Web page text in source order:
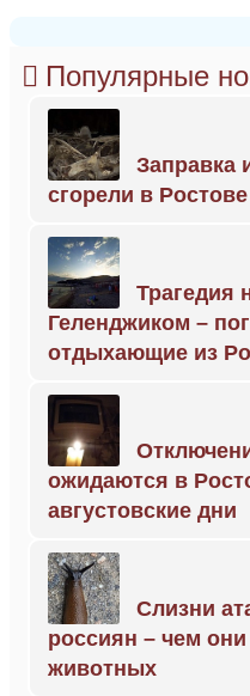
Популярные
Заправка
сгорели в Ростове
Трагедия
Геленджиком –
отдыхающие из
ожидаются в
августовские дни
Слизни
россиян – чем
животных